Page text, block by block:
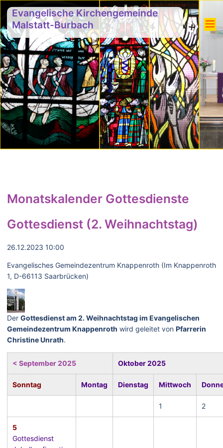
Evangelische Kirchengemeinde
Malstatt-Burbach
Monatskalender Gottesdienste
Gottesdienst (2. Weihnachtstag)
26.12.2023 10:00
Evangelisches Gemeindezentrum Knappenroth (Im Knappenroth
1, D-66113 Saarbrücken)
Der Gottesdienst am 2. Weihnachtstag im Evangelischen
Gemeindezentrum Knappenroth wird geleitet von Pfarrerin
Christine Unrath.
< September 2025 Oktober 2025
Sonntag Montag Dienstag Mittwoch
1 2
5
Gottesdienst